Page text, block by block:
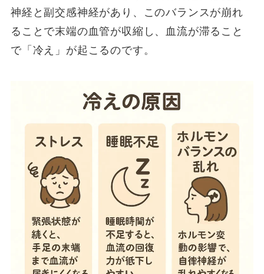
神経と副交感神経があり、このバランスが崩れ
ることで末端の血管が収縮し、血流が滞ること
で「冷え」が起こるのです。